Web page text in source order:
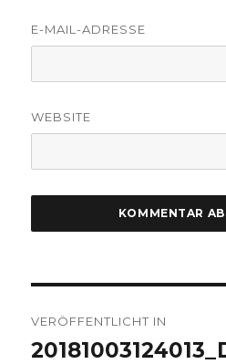
E-MAIL-ADRESSE
WEBSITE
VERÖFFENTLICHT IN